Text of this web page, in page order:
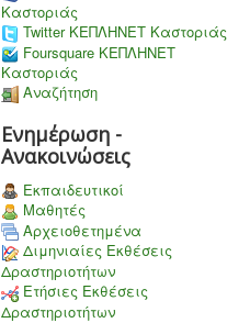
Καστοριάς
Twitter ΚΕΠΛΗΝΕΤ Καστοριάς
Foursquare ΚΕΠΛΗΝΕΤ
Καστοριάς
Αναζήτηση
Ενημέρωση -
Ανακοινώσεις
Εκπαιδευτικοί
Μαθητές
Αρχειοθετημένα
Διμηνιαίες Εκθέσεις
Δραστηριοτήτων
Ετήσιες Εκθέσεις
Δραστηριοτήτων